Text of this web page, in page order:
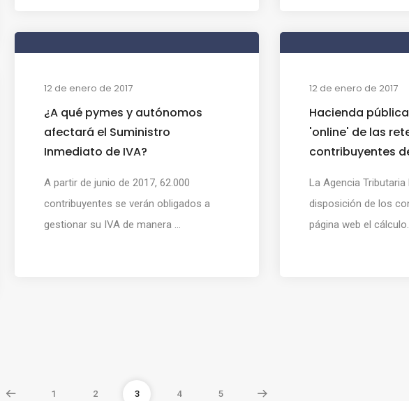
12 de enero de 2017
¿A qué pymes y autónomos
afectará el Suministro
Inmediato de IVA?
A partir de junio de 2017, 62.000
contribuyentes se verán obligados a
gestionar su IVA de manera ...
12 de enero de 2017
Hacienda
'online' de las
contribuyentes
La Agencia
disposición de los
página web el
1 2 3 4 5